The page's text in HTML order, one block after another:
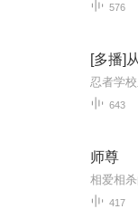
576
[多播]
643
师尊
相爱相
417